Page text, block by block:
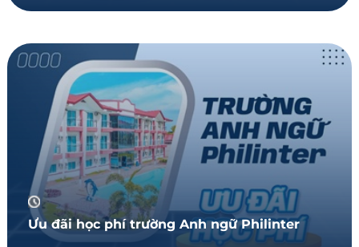
Ưu đãi học phí trường Anh ngữ Philinter